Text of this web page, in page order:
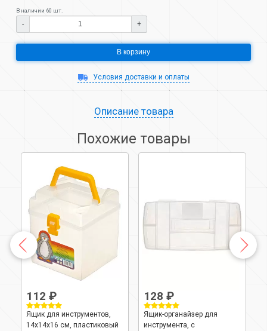
В наличии 60 шт.
- +
В корзину
Условия доставки и оплаты
Описание товара
Похожие товары
112 ₽
Ящик для инструментов,
14х14х16 см, пластиковый
128 ₽
Ящик-органайзер для
инструмента, с